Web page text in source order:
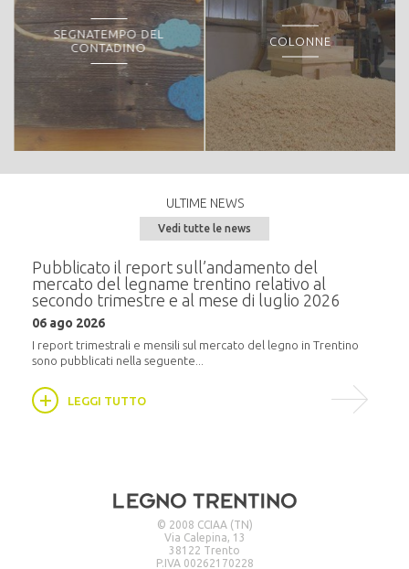
SEGNATEMPO DEL
CONTADINO
COLONNE
ULTIME NEWS
Vedi tutte le news
Pubblicato il report sull’andamento del
mercato del legname trentino relativo al
secondo trimestre e al mese di luglio 2026
06 ago 2026
I report trimestrali e mensili sul mercato del legno in Trentino
sono pubblicati nella seguente...
LEGGI TUTTO
© 2008 CCIAA (TN)
Via Calepina, 13
38122 Trento
P.IVA 00262170228